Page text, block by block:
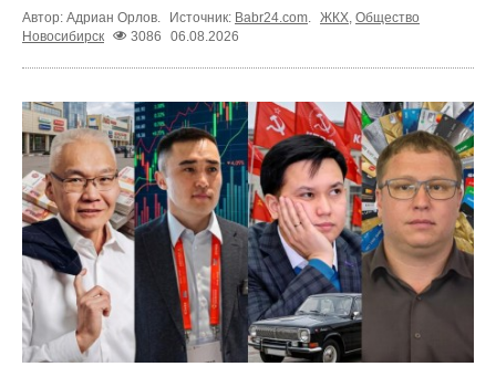
Автор: Адриан Орлов. Источник: Babr24.com ЖКХ Общество
Новосибирск
3086 06.08.2026